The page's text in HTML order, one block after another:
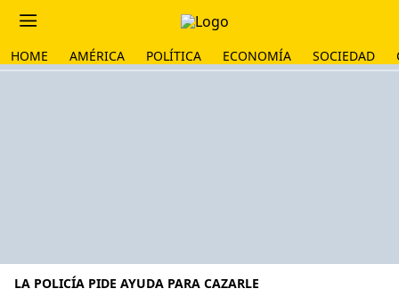
HOME AMÉRICA POLÍTICA ECONOMÍA SOCIEDAD
LA POLICÍA PIDE AYUDA PARA CAZARLE